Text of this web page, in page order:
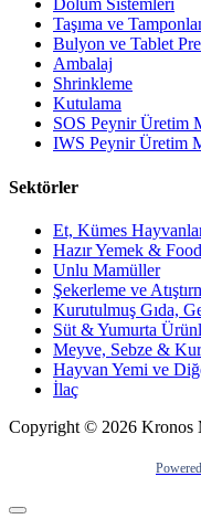
Dolum Sistemleri
Taşıma ve
Bulyon ve Tablet
Ambalaj
Shrinkleme
Kutulama
SOS Peynir Üretim
IWS Peynir Üretim
Sektörler
Et, Kümes
Hazır Yemek &
Unlu Mamüller
Şekerleme ve
Kurutulmuş Gıda,
Süt & Yumurta
Meyve, Sebze &
Hayvan Yemi ve
İlaç
Copyright © 2026 Kronos